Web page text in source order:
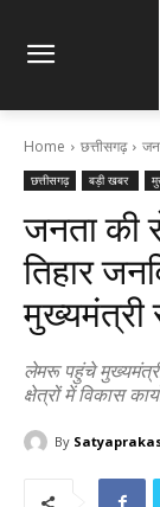
Home छत्तीसगढ़
छत्तीसगढ़ बड़ी खबर
जनता की
तिहार
मुख्यमंत्री
लेमरू पहुंचे
क्षेत्रों में विकास
By